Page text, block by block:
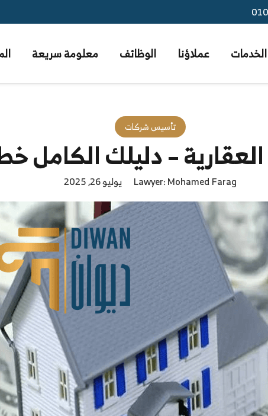
الخدمات عملاؤنا الوظائف معلومة سريعة
تأسيس شركات
العقارية – دليلك الكامل
Lawyer: Mohamed Farag يوليو 26, 2025